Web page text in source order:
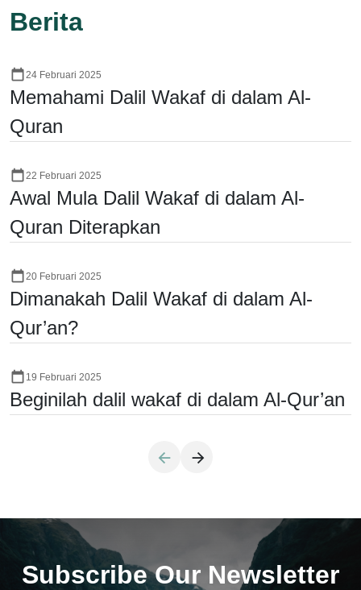
Berita
24 Februari 2025
Memahami Dalil Wakaf di dalam Al-
Quran
22 Februari 2025
Awal Mula Dalil Wakaf di dalam Al-
Quran Diterapkan
20 Februari 2025
Dimanakah Dalil Wakaf di dalam Al-
Qur’an?
19 Februari 2025
Beginilah dalil wakaf di dalam Al-Qur’an
Subscribe Our Newsletter